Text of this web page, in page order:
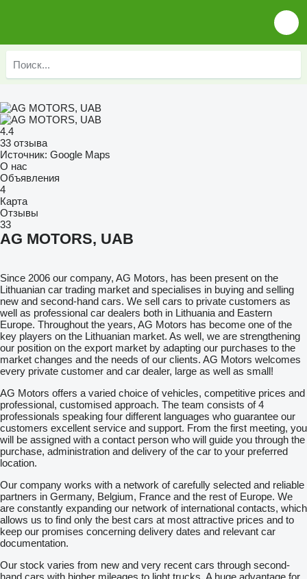
4.4
33 отзыва
Источник: Google Maps
О нас
Объявления
4
Карта
Отзывы
33
AG MOTORS, UAB
Since 2006 our company, AG Motors, has been present on the
Lithuanian car trading market and specialises in buying and selling
new and second-hand cars. We sell cars to private customers as
well as professional car dealers both in Lithuania and Eastern
Europe. Throughout the years, AG Motors has become one of the
key players on the Lithuanian market. As well, we are strengthening
our position on the export market by adapting our purchases to the
market changes and the needs of our clients. AG Motors welcomes
every private customer and car dealer, large as well as small!
AG Motors offers a varied choice of vehicles, competitive prices and
professional, customised approach. The team consists of 4
professionals speaking four different languages who guarantee our
customers excellent service and support. From the first meeting, you
will be assigned with a contact person who will guide you through the
purchase, administration and delivery of the car to your preferred
location.
Our company works with a network of carefully selected and reliable
partners in Germany, Belgium, France and the rest of Europe. We
are constantly expanding our network of international contacts, which
allows us to find only the best cars at most attractive prices and to
keep our promises concerning delivery dates and relevant car
documentation.
Our stock varies from new and very recent cars through second-
hand cars with higher mileages to light trucks. A huge advantage for